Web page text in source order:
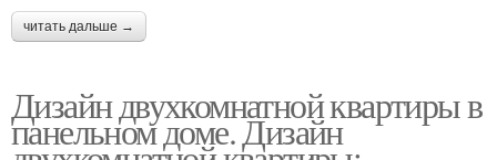
читать дальше →
Дизайн двухкомнатной квартиры в
панельном доме. Дизайн